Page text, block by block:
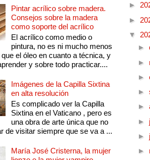
Pintar acrílico sobre madera.
Consejos sobre la madera
como soporte del acrílico
El acrílico como medio o
pintura, no es ni mucho menos
el óleo en cuanto a técnica, y
y sobre todo practicar....
Imágenes de la Capilla Sixtina
en alta resolución
Es complicado ver la Capilla
Sixtina en el Vaticano , pero es
una obra de arte única que no
de visitar siempre que se va a ...
María José Cristerna, la mujer
►
►
▼
►
►
►
►
►
►
►
►